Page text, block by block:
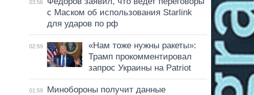
03:56
с Маском об использования Starlink
для ударов по рф
02:59
«Нам тоже нужны ракеты»:
Трамп прокомментировал
запрос Украины на Patriot
01:59
Минобороны получит данные